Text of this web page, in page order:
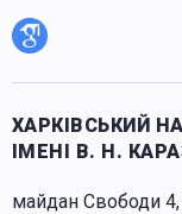
ХАРКІВСЬКИЙ
ІМЕНІ В. Н.
майдан Свободи 4,